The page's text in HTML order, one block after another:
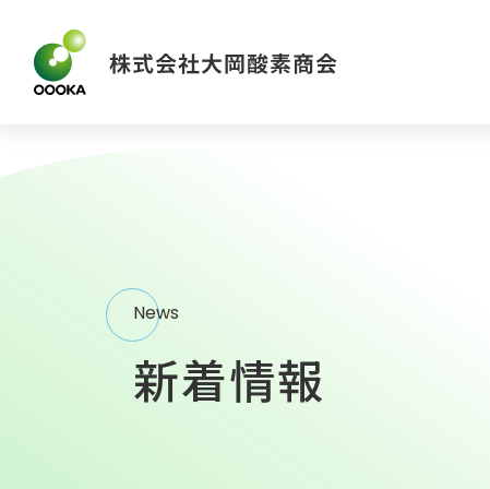
News
新着情報